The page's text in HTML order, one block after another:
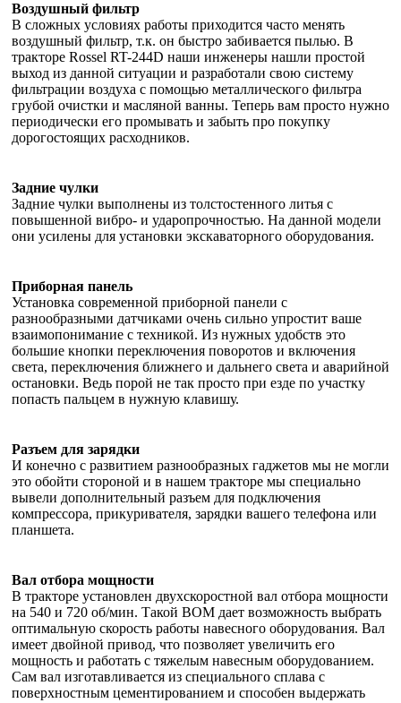
Воздушный фильтр
В сложных условиях работы приходится часто менять
воздушный фильтр, т.к. он быстро забивается пылью. В
тракторе Rossel RT-244D наши инженеры нашли простой
выход из данной ситуации и разработали свою систему
фильтрации воздуха с помощью металлического фильтра
грубой очистки и масляной ванны. Теперь вам просто нужно
периодически его промывать и забыть про покупку
дорогостоящих расходников.
Задние чулки
Задние чулки выполнены из толстостенного литья с
повышенной вибро- и ударопрочностью. На данной модели
они усилены для установки экскаваторного оборудования.
Приборная панель
Установка современной приборной панели с
разнообразными датчиками очень сильно упростит ваше
взаимопонимание с техникой. Из нужных удобств это
большие кнопки переключения поворотов и включения
света, переключения ближнего и дальнего света и аварийной
остановки. Ведь порой не так просто при езде по участку
попасть пальцем в нужную клавишу.
Pазъем для зарядки
И конечно с развитием разнообразных гаджетов мы не могли
это обойти стороной и в нашем тракторе мы специально
вывели дополнительный разъем для подключения
компрессора, прикуривателя, зарядки вашего телефона или
планшета.
Вал отбора мощности
В тракторе установлен двухскоростной вал отбора мощности
на 540 и 720 об/мин. Такой ВОМ дает возможность выбрать
оптимальную скорость работы навесного оборудования. Вал
имеет двойной привод, что позволяет увеличить его
мощность и работать с тяжелым навесным оборудованием.
Сам вал изготавливается из специального сплава с
поверхностным цементированием и способен выдержать